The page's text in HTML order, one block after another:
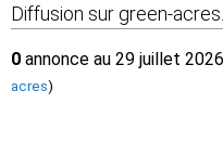
Diffusion sur green-
0 annonce au 29 juillet 2026
acres)